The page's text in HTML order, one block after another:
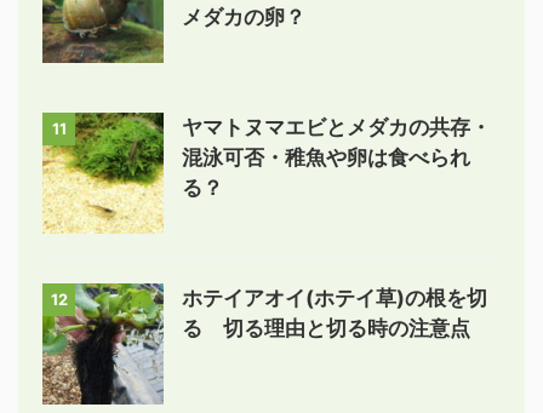
メダカの卵？
11
ヤマトヌマエビとメダカの共存・
混泳可否・稚魚や卵は食べられ
る？
12
ホテイアオイ(ホテイ草)の根を切
る 切る理由と切る時の注意点